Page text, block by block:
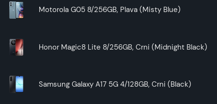
Motorola G05 8/256GB, Plava (Misty Blue)
Honor Magic8 Lite 8/256GB, Crni (Midnight Black)
Samsung Galaxy A17 5G 4/128GB, Crni (Black)